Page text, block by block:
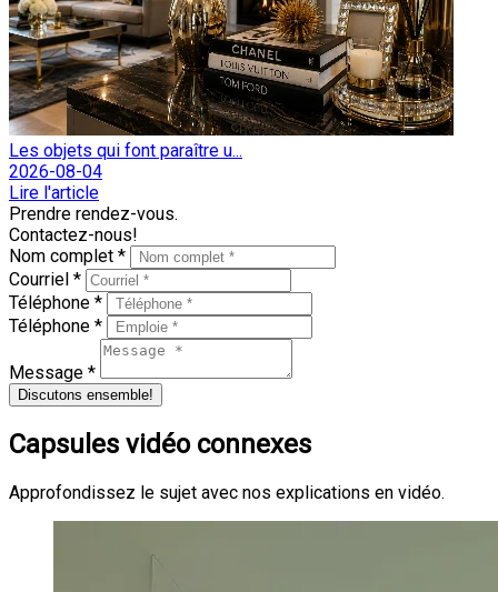
Les objets qui font paraître u...
2026-08-04
Lire l'article
Prendre rendez-vous.
Contactez-nous!
Nom complet *
Courriel *
Téléphone *
Téléphone *
Message *
Discutons ensemble!
Capsules vidéo connexes
Approfondissez le sujet avec nos explications en vidéo.